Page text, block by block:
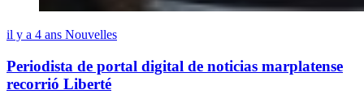
il y a 4 ans Nouvelles
Periodista de portal digital de noticias marplatense
recorrió Liberté